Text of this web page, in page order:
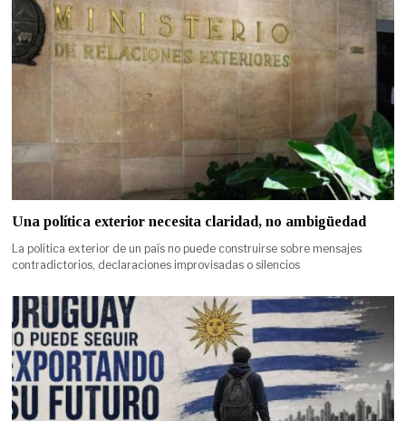
Una política exterior necesita claridad, no ambigüedad
La política exterior de un país no puede construirse sobre mensajes
contradictorios, declaraciones improvisadas o silencios